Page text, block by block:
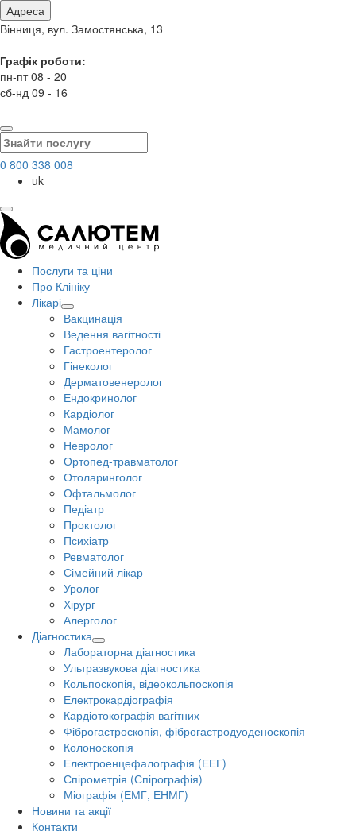
Адреса
Вінниця, вул. Замостянська, 13
Графік роботи:
пн-пт 08 - 20
сб-нд 09 - 16
0 800 338 008
uk
Послуги та ціни
Про Клініку
Лікарі
Вакцинація
Ведення вагітності
Гастроентеролог
Гінеколог
Дерматовенеролог
Ендокринолог
Кардіолог
Мамолог
Невролог
Ортопед-травматолог
Отоларинголог
Офтальмолог
Педіатр
Проктолог
Психіатр
Ревматолог
Сімейний лікар
Уролог
Хірург
Алерголог
Діагностика
Лабораторна діагностика
Ультразвукова діагностика
Кольпоскопія, відеокольпоскопія
Електрокардіографія
Кардіотокографія вагітних
Фіброгастроскопія, фіброгастродуоденоскопія
Колоноскопія
Електроенцефалографія (ЕЕГ)
Спірометрія (Спірографія)
Міографія (ЕМГ, ЕНМГ)
Новини та акції
Контакти